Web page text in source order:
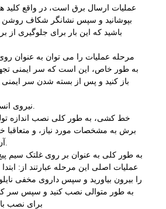
بپوشانید و سپس نشانگر شکاف
باشید که این بار برای جلوگیری از
به طور خاص، این است که سر ایمنی
باز کنید و پس از بسته شدن سر ایمنی
برش به مشخصات مورد نیاز، و
عملیات اصلی این مرحله عبارتند از:
را بیرون بیاورید و سپس داروی مخفی
به طور متوالی نصب کنید و سپس سر
برای نصب